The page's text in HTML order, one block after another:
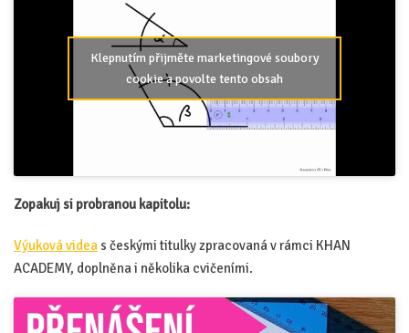
Klepnutím přijměte marketingové soubory
cookie a povolte tento obsah
Zopakuj si probranou kapitolu:
Výuková videa s českými titulky zpracovaná v rámci KHAN
ACADEMY, doplněna i několika cvičeními.